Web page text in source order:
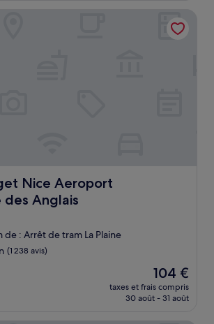
de
363 €
Nice Aeroport
des Anglais
Aeroport Promenade des Anglais
de : Arrêt de tram La Plaine
(1 238 avis)
Le
nouveau
prix
de
104 €
taxes et frais compris
30 août - 31 août
Aeroport Promenade des Anglais